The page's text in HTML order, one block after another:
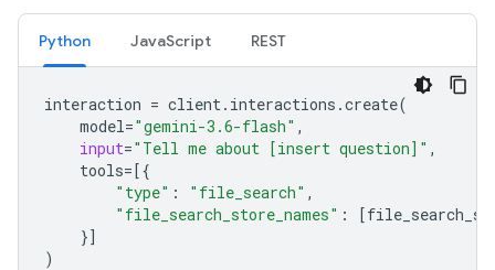
Python JavaScript REST
interaction = client. interactions .create(
model="gemini-3.6-flash" ,
input="Tell me about [insert question]" ,
tools=[{
"type" : "file_search" ,
"file_search_store_names" : [
}]
)